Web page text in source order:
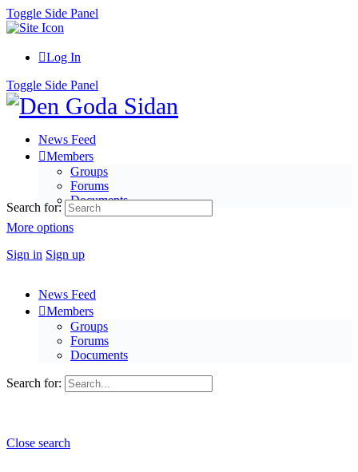
Toggle Side Panel
Log In
Toggle Side Panel
News Feed
Members
Groups
Forums
Documents
More options
Sign in Sign up
Search for:
News Feed
Members
Groups
Forums
Documents
Search for:
Close search